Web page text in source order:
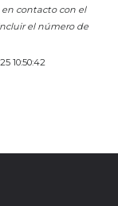
contacto con el
el número de
10:50:42